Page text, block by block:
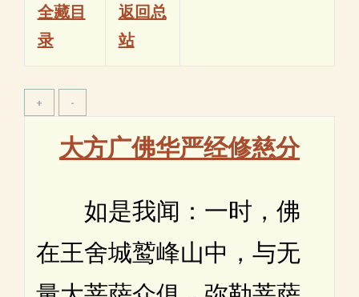
全藏目
录
返回总
站
大方广佛华严经修慈分
如是我闻：一时，佛
在王舍城鹫峰山中，与无